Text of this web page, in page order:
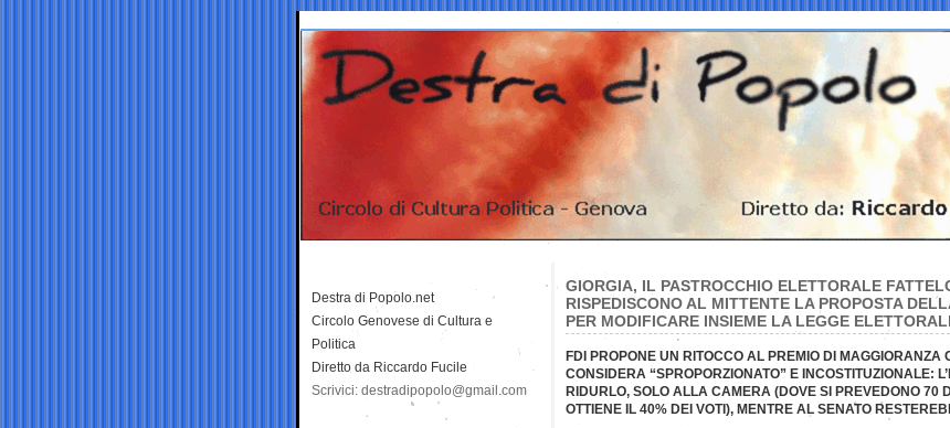
GIORGIA, IL PASTROCCHIO ELETTORALE
RISPEDISCONO AL MITTENTE LA PROPOSTA
PER MODIFICARE INSIEME LA LEGGE
FDI PROPONE UN RITOCCO AL PREMIO DI MAGGIORANZA
CONSIDERA “SPROPORZIONATO” E INCOSTITUZIONALE:
RIDURLO, SOLO ALLA CAMERA (DOVE SI PREVEDONO 70
OTTIENE IL 40% DEI VOTI), MENTRE AL SENATO
Destra di Popolo.net
Circolo Genovese di Cultura e
Politica
Diretto da Riccardo Fucile
Scrivici: destradipopolo@gmail.com